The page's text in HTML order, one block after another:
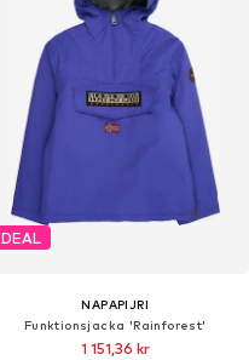
DEAL
NAPAPIJRI
Funktionsjacka 'Rainforest'
1 151,36 kr